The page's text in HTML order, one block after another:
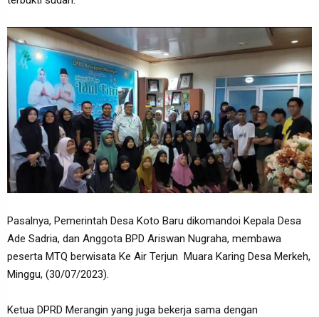
Pasalnya, Pemerintah Desa Koto Baru dikomandoi Kepala Desa
Ade Sadria, dan Anggota BPD Ariswan Nugraha, membawa
peserta MTQ berwisata Ke Air Terjun Muara Karing Desa Merkeh,
Minggu, (30/07/2023).
Ketua DPRD Merangin yang juga bekerja sama dengan